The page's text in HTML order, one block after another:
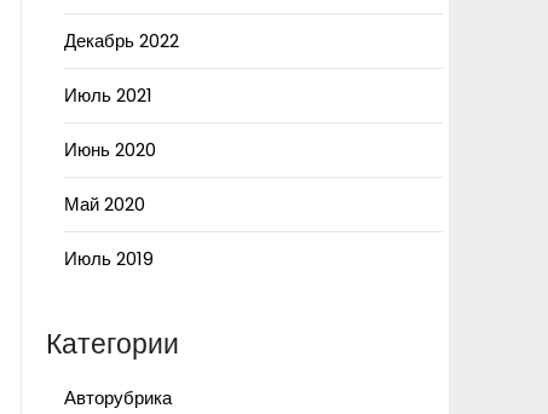
Декабрь 2022
Июль 2021
Июнь 2020
Май 2020
Июль 2019
Категории
Авторубрика